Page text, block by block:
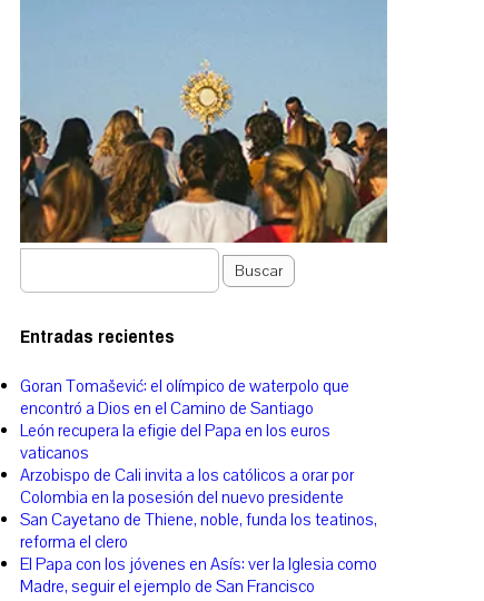
Buscar
Entradas recientes
Goran Tomašević: el olímpico de waterpolo que
encontró a Dios en el Camino de Santiago
León recupera la efigie del Papa en los euros
vaticanos
Arzobispo de Cali invita a los católicos a orar por
Colombia en la posesión del nuevo presidente
San Cayetano de Thiene, noble, funda los teatinos,
reforma el clero
El Papa con los jóvenes en Asís: ver la Iglesia como
Madre, seguir el ejemplo de San Francisco